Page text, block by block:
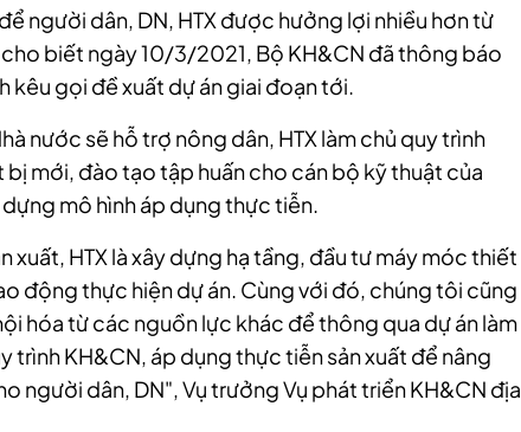
người dân, DN, HTX được hưởng lợi nhiều hơn từ
biết ngày 10/3/2021, Bộ KH&CN đã thông báo
kêu gọi đề xuất dự án giai đoạn tới.
nước sẽ hỗ trợ nông dân, HTX làm chủ quy trình
mới, đào tạo tập huấn cho cán bộ kỹ thuật của
dựng mô hình áp dụng thực tiễn.
xuất, HTX là xây dựng hạ tầng, đầu tư máy móc thiết
động thực hiện dự án. Cùng với đó, chúng tôi cũng
hóa từ các nguồn lực khác để thông qua dự án làm
trình KH&CN, áp dụng thực tiễn sản xuất để nâng
người dân, DN", Vụ trưởng Vụ phát triển KH&CN địa